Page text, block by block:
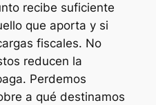
recibe suficiente
que aporta y si
fiscales. No
reducen la
Perdemos
a qué destinamos